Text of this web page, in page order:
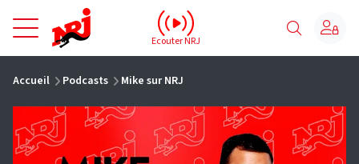
NRJ - Accueil
Ecouter NRJ
Accueil Podcasts Mike sur NRJ